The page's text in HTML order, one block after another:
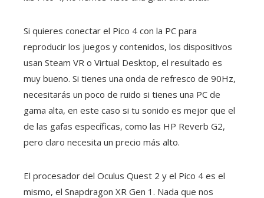
Si quieres conectar el Pico 4 con la PC para
reproducir los juegos y contenidos, los dispositivos
usan Steam VR o Virtual Desktop, el resultado es
muy bueno. Si tienes una onda de refresco de 90Hz,
necesitarás un poco de ruido si tienes una PC de
gama alta, en este caso si tu sonido es mejor que el
de las gafas específicas, como las HP Reverb G2,
pero claro necesita un precio más alto.
El procesador del Oculus Quest 2 y el Pico 4 es el
mismo, el Snapdragon XR Gen 1. Nada que nos